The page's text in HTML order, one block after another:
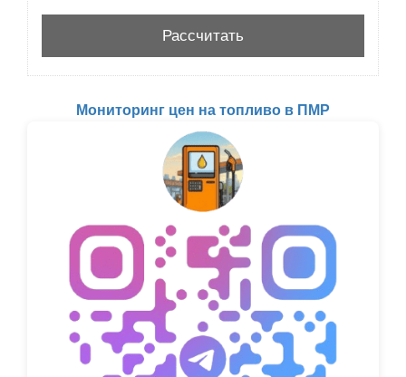
Мониторинг цен на топливо в ПМР